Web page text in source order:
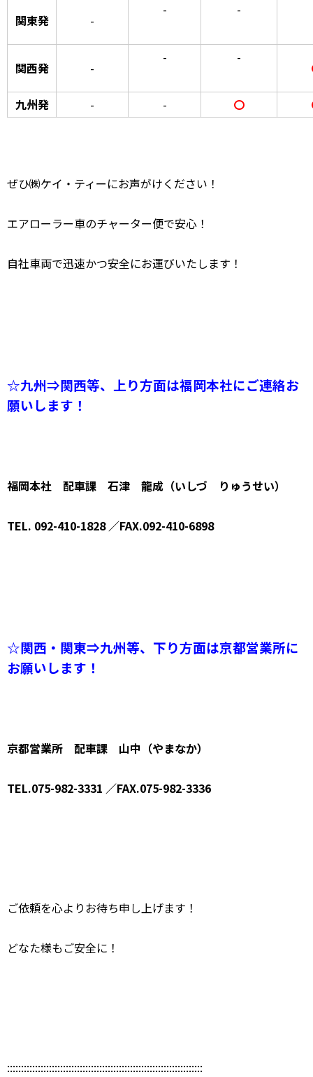
関東発 -
- -
関西発 -
- -
九州発 - - 〇
ぜひ㈱ケイ・ティーにお声がけください！
エアローラー車のチャーター便で安心！
自社車両で迅速かつ安全にお運びいたします！
☆九州⇒関西等、上り方面は福岡本社にご連絡お
願いします！
福岡本社 配車課 石津 龍成（いしづ りゅうせい）
TEL. 092-410-1828 ／FAX.092-410-6898
☆関西・関東⇒九州等、下り方面は京都営業所に
お願いします！
京都営業所 配車課 山中（やまなか）
TEL.075-982-3331 ／FAX.075-982-3336
ご依頼を心よりお待ち申し上げます！
どなた様もご安全に！
::::::::::::::::::::::::::::::::::::::::::::::::::::::::::::::::::::::